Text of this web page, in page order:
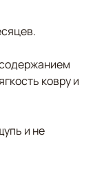
ковру и
и не